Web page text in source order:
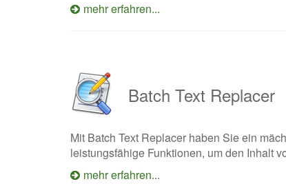
mehr erfahren...
Batch Text Replacer
Mit Batch Text Replacer haben Sie ein
leistungsfähige Funktionen, um den Inhalt
mehr erfahren...